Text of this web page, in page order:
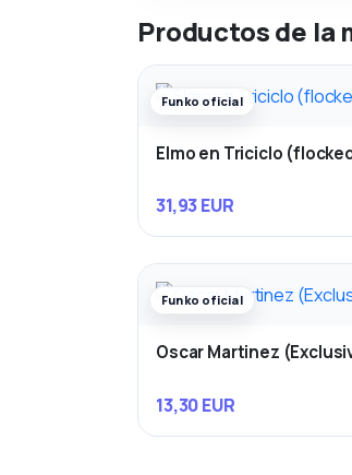
Productos de la
Funko oficial
Elmo en Triciclo
31,93 EUR
Funko oficial
Oscar Martinez
13,30 EUR